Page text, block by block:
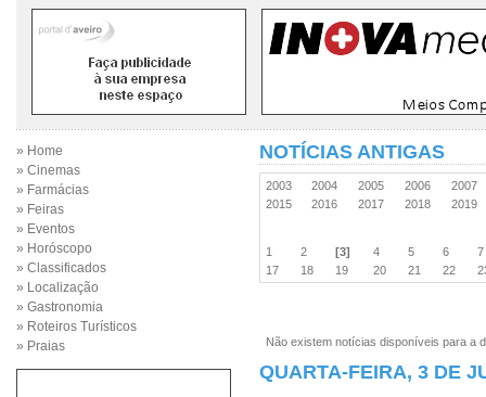
» Home
» Cinemas
» Farmácias
» Feiras
» Eventos
» Horóscopo
» Classificados
» Localização
» Gastronomia
» Roteiros Turísticos
» Praias
NOTÍCIAS ANTIGAS
2003 2004 2005 2006
2007
2015
2016 2017 2018 2019
1 2 [3] 4 5 6
17
18 19 20 21 22
Não existem notícias disponíveis para a
QUARTA-FEIRA, 3 DE